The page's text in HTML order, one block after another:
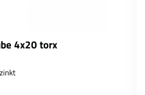
4x20 torx